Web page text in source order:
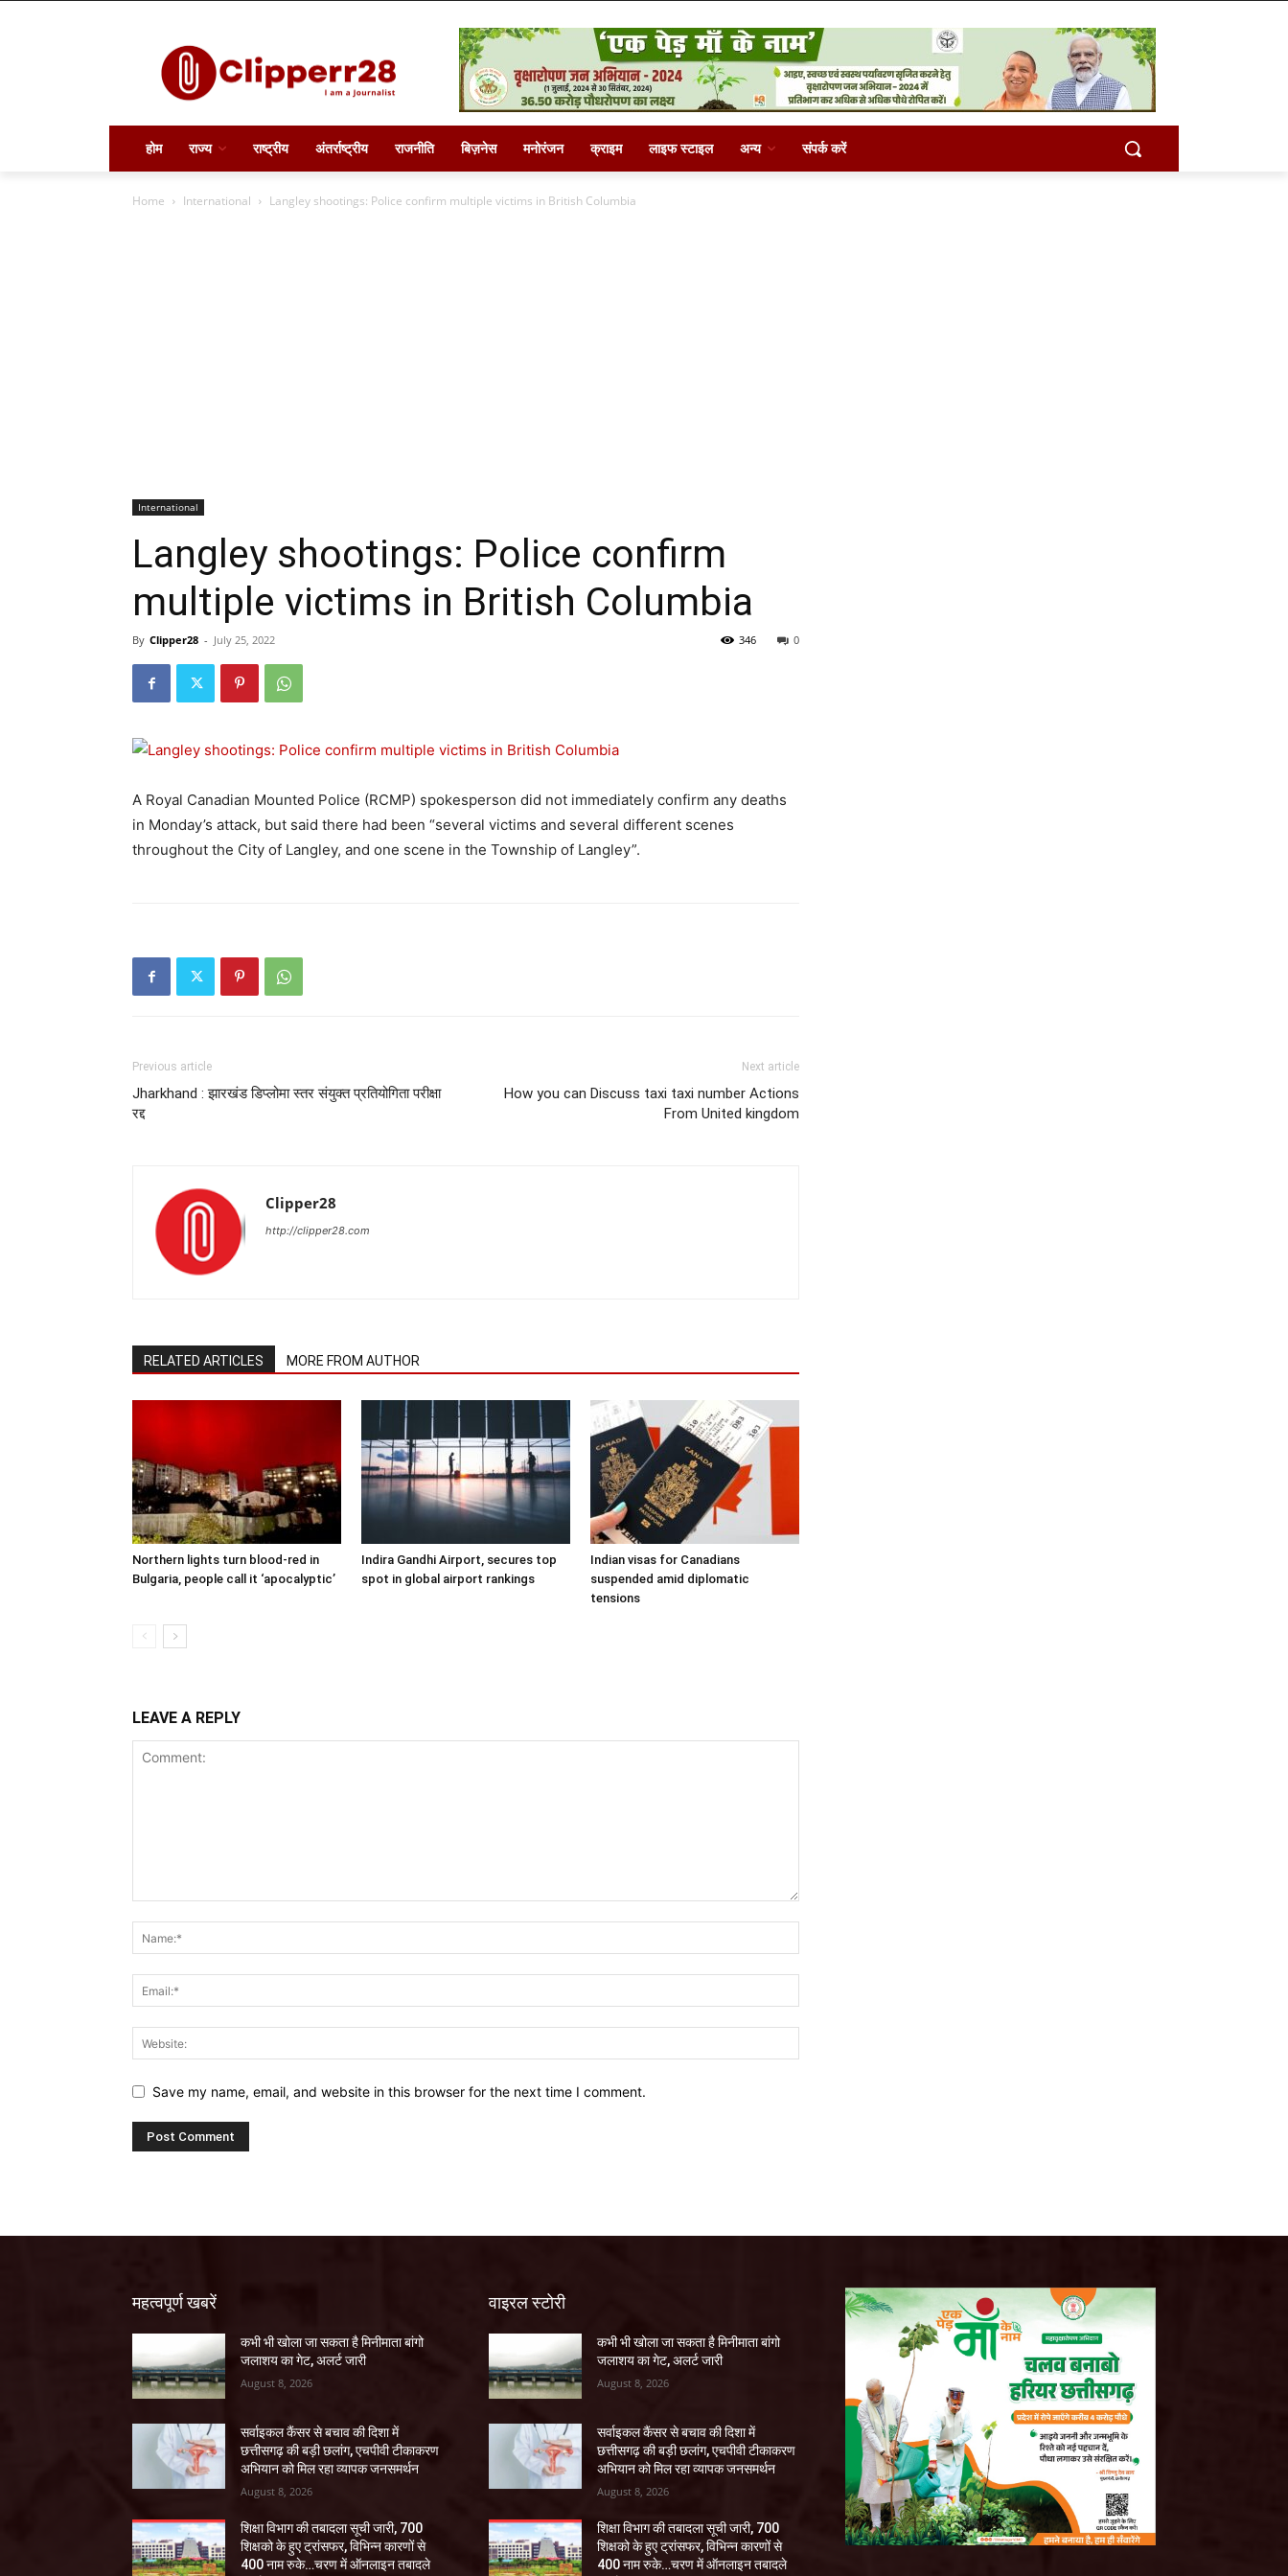
होम राज्य राष्ट्रीय अंतर्राष्ट्रीय राजनीति बिज़नेस मनोरंजन क्राइम लाइफ स्टाइल अन्य संपर्क करें
Home International Langley shootings: Police confirm multiple victims in British Columbia
International
Langley shootings: Police confirm
multiple victims in British Columbia
By Clipper28 - July 25, 2022 0
346
A Royal Canadian Mounted Police (RCMP) spokesperson did not immediately confirm any deaths
in Monday’s attack, but said there had been “several victims and several different scenes
throughout the City of Langley, and one scene in the Township of Langley”.
Previous article
Jharkhand : झारखंड डिप्लोमा स्तर संयुक्त प्रतियोगिता परीक्षा
रद्द
Next article
How you can Discuss taxi taxi number Actions
From United kingdom
Clipper28
http://clipper28.com
RELATED ARTICLES MORE FROM AUTHOR
Northern lights turn blood-red in
Bulgaria, people call it ‘apocalyptic’
Indira Gandhi Airport, secures top
spot in global airport rankings
Indian visas for Canadians
suspended amid diplomatic
tensions
LEAVE A REPLY
Save my name, email, and website in this browser for the next time I comment.
महत्वपूर्ण खबरें
कभी भी खोला जा सकता है मिनीमाता बांगो
जलाशय का गेट, अलर्ट जारी
August 8, 2026
सर्वाइकल कैंसर से बचाव की दिशा में
छत्तीसगढ़ की बड़ी छलांग, एचपीवी टीकाकरण
अभियान को मिल रहा व्यापक जनसमर्थन
August 8, 2026
शिक्षा विभाग की तबादला सूची जारी, 700
शिक्षको के हुए ट्रांसफर, विभिन्न कारणों से
400 नाम रुके…चरण में ऑनलाइन तबादले
वाइरल स्टोरी
कभी भी खोला जा सकता है मिनीमाता बांगो
जलाशय का गेट, अलर्ट जारी
August 8, 2026
सर्वाइकल कैंसर से बचाव की दिशा में
छत्तीसगढ़ की बड़ी छलांग, एचपीवी टीकाकरण
अभियान को मिल रहा व्यापक जनसमर्थन
August 8, 2026
शिक्षा विभाग की तबादला सूची जारी, 700
शिक्षको के हुए ट्रांसफर, विभिन्न कारणों से
400 नाम रुके…चरण में ऑनलाइन तबादले